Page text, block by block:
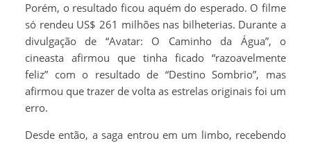
Porém, o resultado ficou aquém do esperado. O filme
só rendeu US$ 261 milhões nas bilheterias. Durante a
divulgação de “Avatar: O Caminho da Água”, o
cineasta afirmou que tinha ficado “razoavelmente
feliz” com o resultado de “Destino Sombrio”, mas
afirmou que trazer de volta as estrelas originais foi um
erro.
Desde então, a saga entrou em um limbo, recebendo